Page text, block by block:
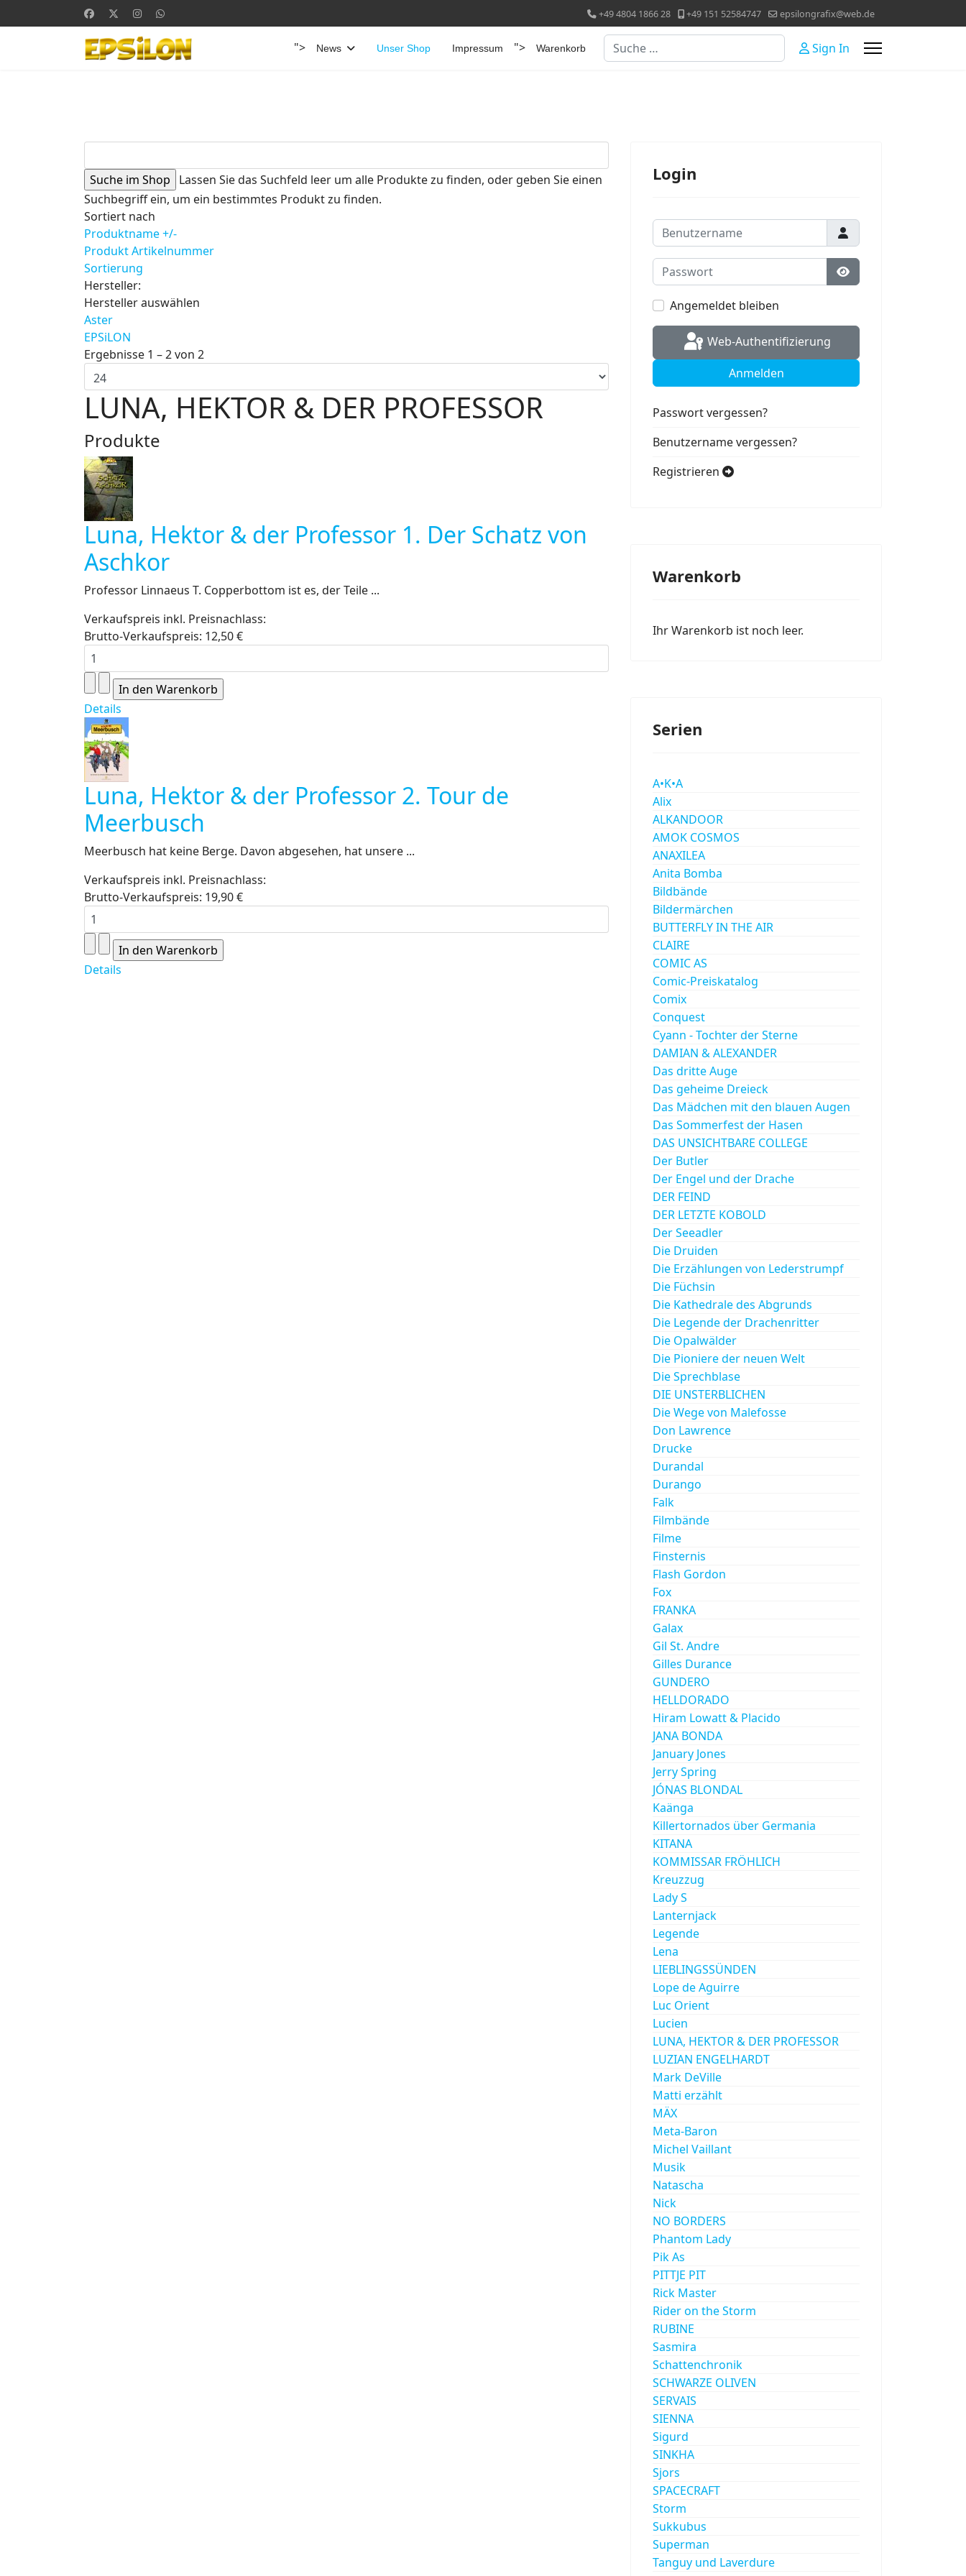
+49 4804 1866 28 +49 151 52584747 epsilongrafix@web.de
"> News Unser Shop Impressum "> Warenkorb Suchen Sign In
Lassen Sie das Suchfeld leer um alle Produkte zu finden, oder geben Sie einen
Suchbegriff ein, um ein bestimmtes Produkt zu finden.
Sortiert nach
Produktname +/-
Produkt Artikelnummer
Sortierung
Hersteller:
Hersteller auswählen
Aster
EPSiLON
Ergebnisse 1 – 2 von 2
LUNA, HEKTOR & DER PROFESSOR
Produkte
Luna, Hektor & der Professor 1. Der Schatz von
Aschkor
Professor Linnaeus T. Copperbottom ist es, der Teile ...
Verkaufspreis inkl. Preisnachlass:
Brutto-Verkaufspreis: 12,50 €
Details
Luna, Hektor & der Professor 2. Tour de
Meerbusch
Meerbusch hat keine Berge. Davon abgesehen, hat unsere ...
Verkaufspreis inkl. Preisnachlass:
Brutto-Verkaufspreis: 19,90 €
Details
Login
Benutzername
Passwort
Passwort anzeigen
Angemeldet bleiben
Web-Authentifizierung
Anmelden
Passwort vergessen?
Benutzername vergessen?
Registrieren
Warenkorb
Ihr Warenkorb ist noch leer.
Serien
A•K•A
Alix
ALKANDOOR
AMOK COSMOS
ANAXILEA
Anita Bomba
Bildbände
Bildermärchen
BUTTERFLY IN THE AIR
CLAIRE
COMIC AS
Comic-Preiskatalog
Comix
Conquest
Cyann - Tochter der Sterne
DAMIAN & ALEXANDER
Das dritte Auge
Das geheime Dreieck
Das Mädchen mit den blauen Augen
Das Sommerfest der Hasen
DAS UNSICHTBARE COLLEGE
Der Butler
Der Engel und der Drache
DER FEIND
DER LETZTE KOBOLD
Der Seeadler
Die Druiden
Die Erzählungen von Lederstrumpf
Die Füchsin
Die Kathedrale des Abgrunds
Die Legende der Drachenritter
Die Opalwälder
Die Pioniere der neuen Welt
Die Sprechblase
DIE UNSTERBLICHEN
Die Wege von Malefosse
Don Lawrence
Drucke
Durandal
Durango
Falk
Filmbände
Filme
Finsternis
Flash Gordon
Fox
FRANKA
Galax
Gil St. Andre
Gilles Durance
GUNDERO
HELLDORADO
Hiram Lowatt & Placido
JANA BONDA
January Jones
Jerry Spring
JÓNAS BLONDAL
Kaänga
Killertornados über Germania
KITANA
KOMMISSAR FRÖHLICH
Kreuzzug
Lady S
Lanternjack
Legende
Lena
LIEBLINGSSÜNDEN
Lope de Aguirre
Luc Orient
Lucien
LUNA, HEKTOR & DER PROFESSOR
LUZIAN ENGELHARDT
Mark DeVille
Matti erzählt
MÄX
Meta-Baron
Michel Vaillant
Musik
Natascha
Nick
NO BORDERS
Phantom Lady
Pik As
PITTJE PIT
Rick Master
Rider on the Storm
RUBINE
Sasmira
Schattenchronik
SCHWARZE OLIVEN
SERVAIS
SIENNA
Sigurd
SINKHA
Sjors
SPACECRAFT
Storm
Sukkubus
Superman
Tanguy und Laverdure